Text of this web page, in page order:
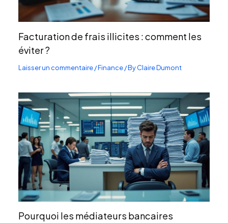
Facturation de frais illicites : comment les
éviter ?
Laisser un commentaire/Finance/ ByClaire Dumont
Pourquoi les médiateurs bancaires